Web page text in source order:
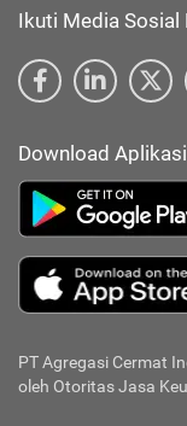
Ikuti Media Sosial
Download
PT Agregasi Cermat
oleh Otoritas Jasa